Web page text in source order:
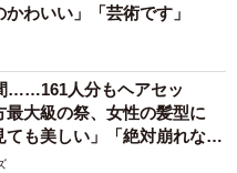
かわいい」「芸術です」
……161人分もヘアセッ
大級の祭、女性の髪型に
ても美しい」「絶対崩れなさ